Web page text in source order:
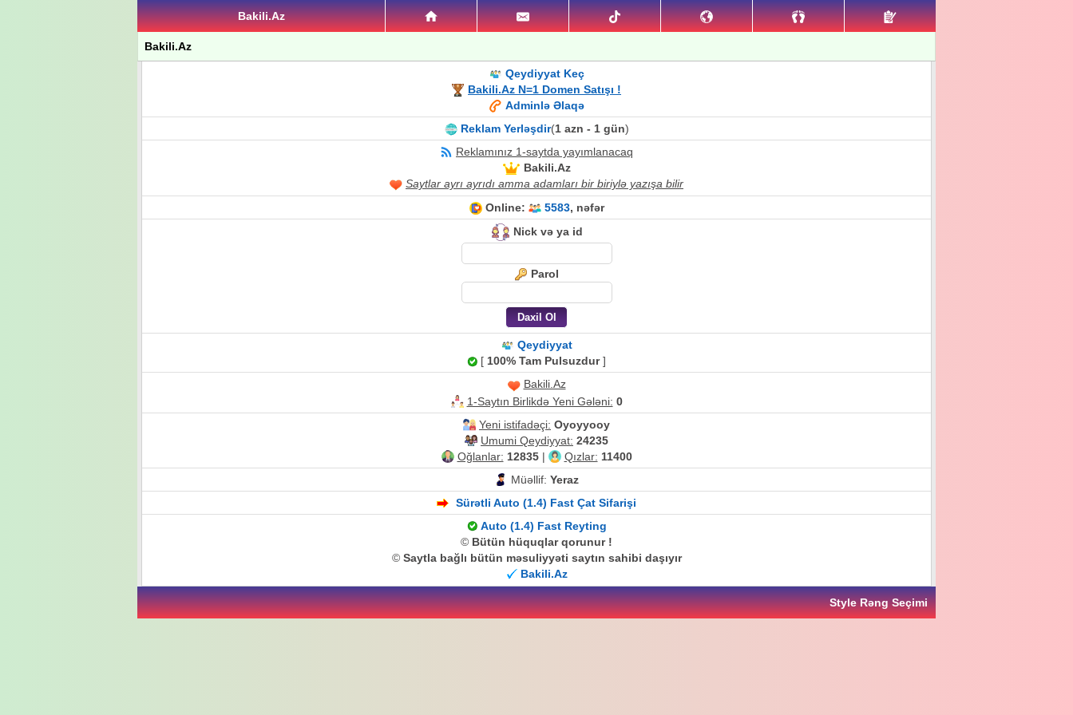
Bakili.Az
Bakili.Az
Qeydiyyat Keç
Bakili.Az N=1 Domen Satışı !
Adminlə Əlaqə
Reklam Yerləşdir(1 azn - 1 gün)
Reklamınız 1-saytda yayımlanacaq
Bakili.Az
Saytlar ayrı ayrıdı amma adamları bir biriylə yazışa bilir
Online:
5583, nəfər
Nick və ya id
Parol
Qeydiyyat
[ 100% Tam Pulsuzdur]
Bakili.Az
1-Saytın Birlikdə Yeni Gələni: 0
Yeni istifadəçi: Oyoyyooy
Umumi Qeydiyyat: 24235
Oğlanlar: 12835| Qızlar: 11400
Müəllif: Yeraz
Sürətli Auto (1.4) Fast Çat Sifarişi
Auto (1.4) Fast Reyting
© Bütün hüquqlar qorunur !
© Saytla bağlı bütün məsuliyyəti saytın sahibi daşıyır
Bakili.Az
Style Rəng Seçimi